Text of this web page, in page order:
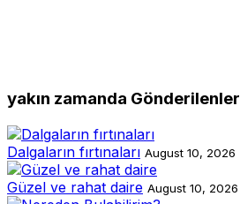
yakın zamanda Gönderilenler
Dalgaların fırtınaları August 10, 2026
Güzel ve rahat daire August 10, 2026